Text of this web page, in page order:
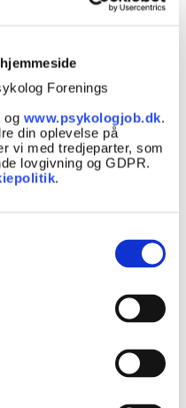
Forenings
og www.psykologjob.dk.
din oplevelse på
vi med tredjeparter, som
lovgivning og GDPR.
.
og
af en
en
varer 4 år.
kompetencer,
den